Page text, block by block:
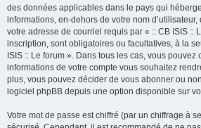
des données applicables dans le pays qui
informations, en-dehors de votre nom
votre adresse de courriel requis par « :: CB ISIS ::
inscription, sont obligatoires ou facultatives, à la
ISIS :: Le forum ». Dans tous les cas, vous pouvez
informations de votre compte vous souhaitez
plus, vous pouvez décider de vous abonner ou
logiciel phpBB depuis une option disponible sur
Votre mot de passe est chiffré (par un chiffrage à